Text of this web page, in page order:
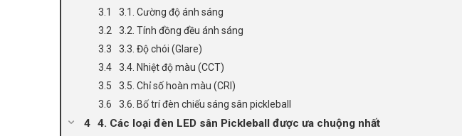
3.1. Cường độ ánh sáng
3.2. Tính đồng đều ánh sáng
3.3. Độ chói (Glare)
3.4. Nhiệt độ màu (CCT)
3.5. Chỉ số hoàn màu (CRI)
3.6. Bố trí đèn chiếu sáng sân pickleball
4. Các loại đèn LED sân Pickleball được ưa chuộng nhất